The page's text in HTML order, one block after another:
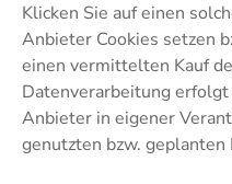
Klicken Sie auf einen
Anbieter Cookies setzen
einen vermittelten Kauf
Datenverarbeitung
Anbieter in eigener
genutzten bzw. geplanten